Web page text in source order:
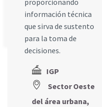
proporcionando
información técnica
que sirva de sustento
para la toma de
decisiones.
IGP
Sector Oeste
del área urbana,